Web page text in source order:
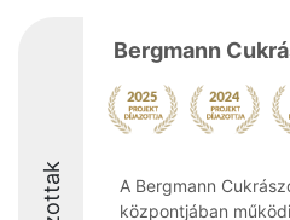
Bergmann
A Bergmann
központjában